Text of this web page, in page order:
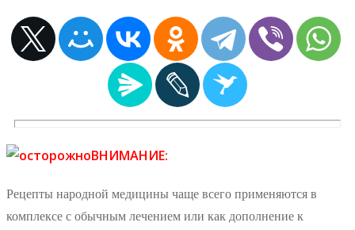
ВНИМАНИЕ:
Рецепты народной медицины чаще всего применяются в
комплексе с обычным лечением или как дополнение к